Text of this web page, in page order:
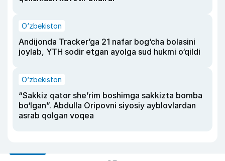
O‘zbekiston
Andijonda Tracker’ga 21 nafar bog‘cha bolasini
joylab, YTH sodir etgan ayolga sud hukmi o‘qildi
O‘zbekiston
“Sakkiz qator she’rim boshimga sakkizta bomba
bo‘lgan”. Abdulla Oripovni siyosiy ayblovlardan
asrab qolgan voqea